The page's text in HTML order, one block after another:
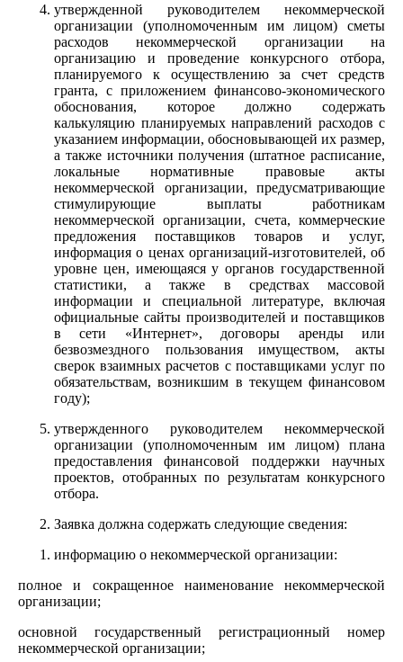
утвержденной руководителем некоммерческой
организации (уполномоченным им лицом) сметы
расходов некоммерческой организации на
организацию и проведение конкурсного отбора,
планируемого к осуществлению за счет средств
гранта, с приложением финансово-экономического
обоснования, которое должно содержать
калькуляцию планируемых направлений расходов с
указанием информации, обосновывающей их размер,
а также источники получения (штатное расписание,
локальные нормативные правовые акты
некоммерческой организации, предусматривающие
стимулирующие выплаты работникам
некоммерческой организации, счета, коммерческие
предложения поставщиков товаров и услуг,
информация о ценах организаций-изготовителей, об
уровне цен, имеющаяся у органов государственной
статистики, а также в средствах массовой
информации и специальной литературе, включая
официальные сайты производителей и поставщиков
в сети «Интернет», договоры аренды или
безвозмездного пользования имуществом, акты
сверок взаимных расчетов с поставщиками услуг по
обязательствам, возникшим в текущем финансовом
году);
утвержденного руководителем некоммерческой
организации (уполномоченным им лицом) плана
предоставления финансовой поддержки научных
проектов, отобранных по результатам конкурсного
отбора.
Заявка должна содержать следующие сведения:
информацию о некоммерческой организации:
полное и сокращенное наименование некоммерческой
организации;
основной государственный регистрационный номер
некоммерческой организации;